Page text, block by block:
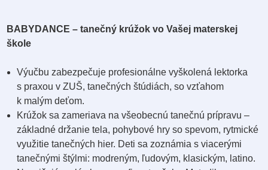
BABYDANCE – tanečný krúžok vo Vašej materskej
škole
Výučbu zabezpečuje profesionálne vyškolená lektorka
s praxou v ZUŠ, tanečných štúdiách, so vzťahom
k malým deťom.
Krúžok sa zameriava na všeobecnú tanečnú prípravu –
základné držanie tela, pohybové hry so spevom, rytmické
využitie tanečných hier. Deti sa zoznámia s viacerými
tanečnými štýlmi: modreným, ľudovým, klasickým, latino.